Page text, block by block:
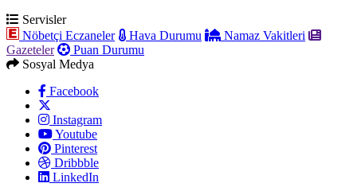
Servisler
Nöbetçi Eczaneler
Hava Durumu
Namaz Vakitleri
Gazeteler
Puan Durumu
Sosyal Medya
Facebook
Instagram
Youtube
Pinterest
Dribbble
LinkedIn